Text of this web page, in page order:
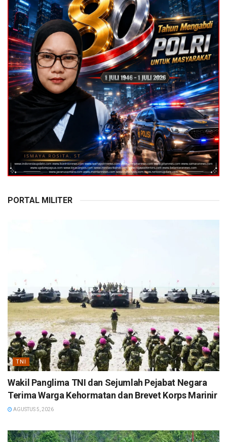
PORTAL MILITER
TNI
Wakil Panglima TNI dan Sejumlah Pejabat Negara
Terima Warga Kehormatan dan Brevet Korps Marinir
AGUSTUS 5, 2026